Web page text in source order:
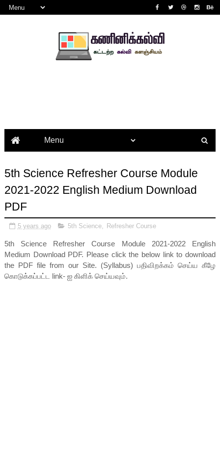
5th Science Refresher Course Module
2021-2022 English Medium Download
PDF
5 years ago 5th Science, Refresher Course
5th Science Refresher Course Module 2021-2022 English
Medium Download PDF. Please click the below link to download
the PDF file from our Site. (Syllabus) பதிவிறக்கம் செய்ய கீழே
கொடுக்கப்பட்ட link- ஐ கிளிக் செய்யவும்.